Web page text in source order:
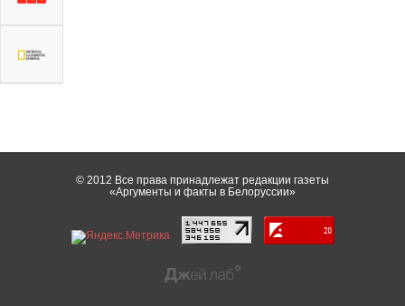
© 2012 Все права принадлежат редакции газеты
«Аргументы и факты в Белоруссии»